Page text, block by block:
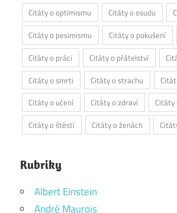
Citáty o optimismu
Citáty o osudu
Citáty o pesimismu
Citáty o pokušení
Citáty o práci
Citáty o přátelství
Citáty o smrti
Citáty o strachu
Citáty o učení
Citáty o zdraví
Citáty
Citáty o štěstí
Citáty o ženách
Rubriky
Albert Einstein
André Maurois